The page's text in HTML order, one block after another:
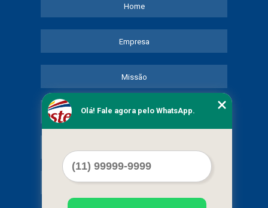
Home
Empresa
Missão
Serviços
Mapa do site
Olá! Fale agora pelo WhatsApp.